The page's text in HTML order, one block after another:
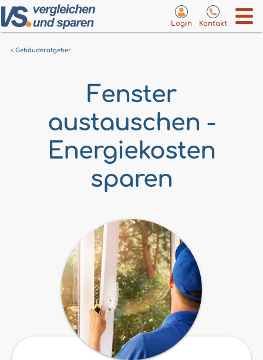
Login Kontakt
Gebäuderatgeber
Fenster
austauschen -
Energiekosten
sparen